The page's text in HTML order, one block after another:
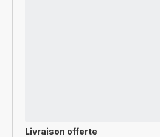
Livraison offerte